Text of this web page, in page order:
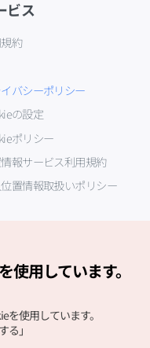
ビス
約
バシーポリシー
の設定
ポリシー
報サービス利用規約
置情報取扱いポリシー
用しています。
使用しています。
る」